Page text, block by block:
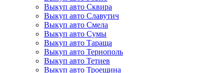
Выкуп авто Сквира
Выкуп авто Славутич
Выкуп авто Смела
Выкуп авто Сумы
Выкуп авто Тараща
Выкуп авто Тернополь
Выкуп авто Тетиев
Выкуп авто Троещина